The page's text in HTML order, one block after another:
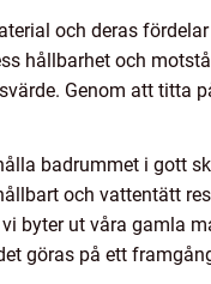
och deras
hållbarhet och
Genom att titta
badrummet i gott
och vattentätt
byter ut våra gamla
göras på ett